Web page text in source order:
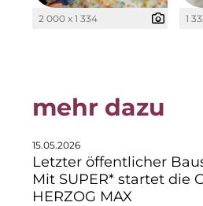
2 000 x 1 334 1
mehr dazu
15.05.2026
Letzter öffentlicher
Mit SUPER* startet die
HERZOG MAX